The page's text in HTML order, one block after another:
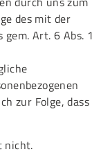
des mit der
Art. 6 Abs. 1
zur Folge, dass
nicht.